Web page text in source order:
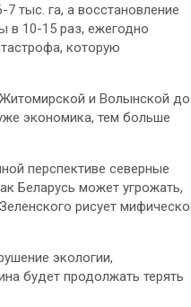
тыс. га, а восстановление
в 10-15 раз, ежегодно
которую
и Волынской до
экономика, тем больше
перспективе северные
Беларусь может угрожать,
рисует
экологии,
будет продолжать терять